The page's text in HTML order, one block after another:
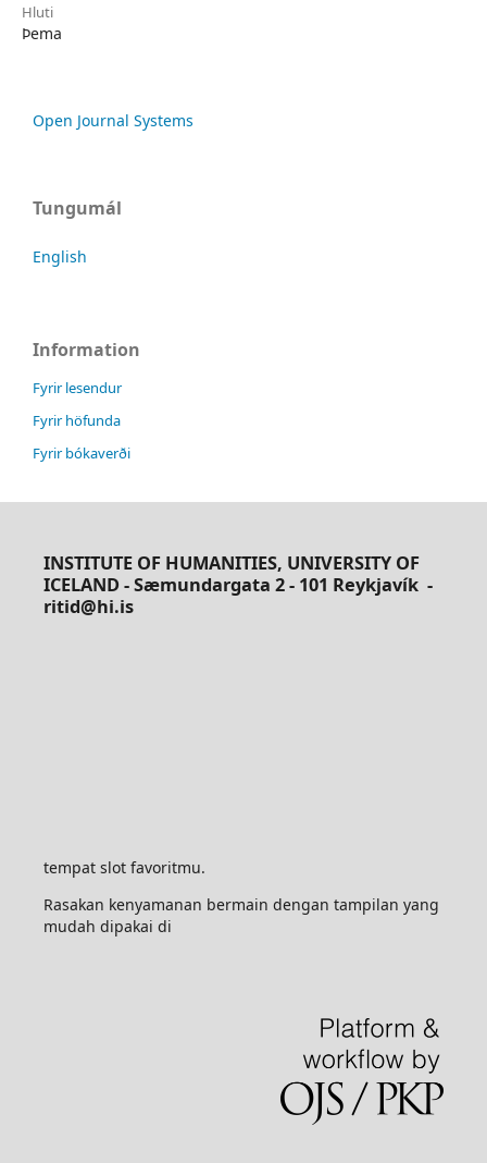
Hluti
Þema
Open Journal Systems
Tungumál
English
Information
Fyrir lesendur
Fyrir höfunda
Fyrir bókaverði
INSTITUTE OF HUMANITIES, UNIVERSITY OF
ICELAND - Sæmundargata 2 - 101 Reykjavík -
ritid@hi.is
tempat slot favoritmu.
Rasakan kenyamanan bermain dengan tampilan yang
mudah dipakai di